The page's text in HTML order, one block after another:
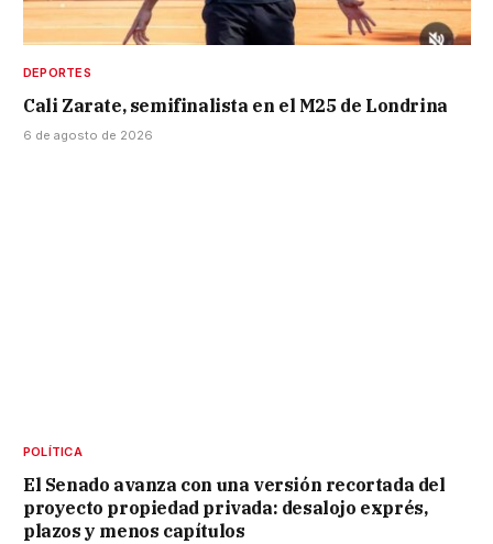
DEPORTES
Cali Zarate, semifinalista en el M25 de Londrina
6 de agosto de 2026
POLÍTICA
El Senado avanza con una versión recortada del
proyecto propiedad privada: desalojo exprés,
plazos y menos capítulos